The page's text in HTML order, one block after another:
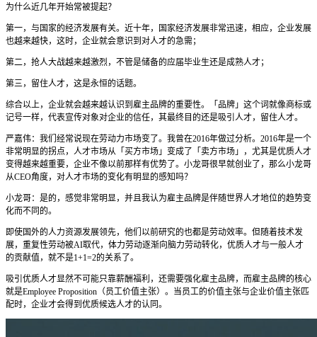
为什么近几年开始常被提起？
第一，与国家的经济发展有关。近十年，国家经济发展非常迅速，相应，企业发展
也越来越快，这时，企业就会意识到对人才的急需；
第二，抢人大战越来越激烈，不管是储备的应届毕业生还是成熟人才；
第三，留住人才，这是永恒的话题。
综合以上，企业就会越来越认识到雇主品牌的重要性。「品牌」这个词就像商标或
记号一样，代表宣传对象对企业的信任，其最终目的还是吸引人才，留住人才。
严嘉伟：我们经常说现在劳动力市场变了。我曾在2016年做过分析。2016年是一个
非常明显的拐点，人才市场从「买方市场」变成了「卖方市场」，尤其是优质人才
变得越来越重要，企业不像以前那样有优势了。小龙哥很早就创业了，那么小龙哥
从CEO角度，对人才市场的变化有明显的感知吗？
小龙哥：是的，感觉非常明显，并且我认为雇主品牌是伴随世界人才地位的趋势变
化而不同的。
即使国外的人力资源发展领先，他们以前研究的也都是劳动效率。但随着技术发
展，重复性劳动被AI取代，体力劳动逐渐向脑力劳动转化，优质人才与一般人才
的贡献值，就不是1+1=2的关系了。
吸引优质人才显然不可能只靠薪酬福利，还需要强化雇主品牌，而雇主品牌的核心
就是Employee Proposition（员工价值主张）。当员工的价值主张与企业价值主张匹
配时，企业才会得到优质候选人才的认同。